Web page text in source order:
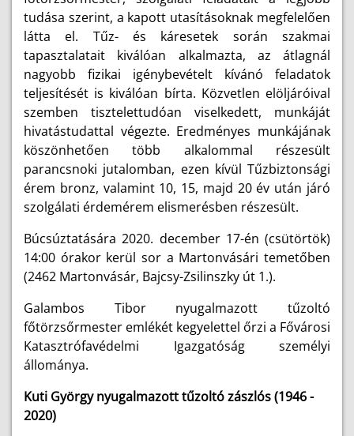
tudása szerint, a kapott utasításoknak megfelelően
látta el. Tűz- és káresetek során szakmai
tapasztalatait kiválóan alkalmazta, az átlagnál
nagyobb fizikai igénybevételt kívánó feladatok
teljesítését is kiválóan bírta. Közvetlen elöljáróival
szemben tisztelettudóan viselkedett, munkáját
hivatástudattal végezte. Eredményes munkájának
köszönhetően több alkalommal részesült
parancsnoki jutalomban, ezen kívül Tűzbiztonsági
érem bronz, valamint 10, 15, majd 20 év után járó
szolgálati érdemérem elismerésben részesült.
Búcsúztatására 2020. december 17-én (csütörtök)
14:00 órakor kerül sor a Martonvásári temetőben
(2462 Martonvásár, Bajcsy-Zsilinszky út 1.).
Galambos Tibor nyugalmazott tűzoltó
főtörzsőrmester emlékét kegyelettel őrzi a Fővárosi
Katasztrófavédelmi Igazgatóság személyi
állománya.
Kuti György nyugalmazott tűzoltó zászlós (1946 -
2020)